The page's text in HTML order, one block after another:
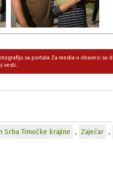
sa portala Za media u obavezi su
vesti.
Srba Timočke krajine , Zaječar ,